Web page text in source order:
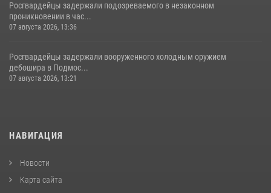
Росгвардейцы задержали подозреваемого в незаконном
проникновении в час...
07 августа 2026, 13:36
Росгвардейцы задержали вооруженного холодным оружием
дебошира в Подмос...
07 августа 2026, 13:21
НАВИГАЦИЯ
Новости
Карта сайта